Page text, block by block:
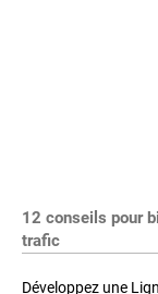
12 conseils pour
trafic
Développez une